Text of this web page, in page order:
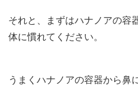
それと、まずはハナノアの容
体に慣れてください。
うまくハナノアの容器から鼻